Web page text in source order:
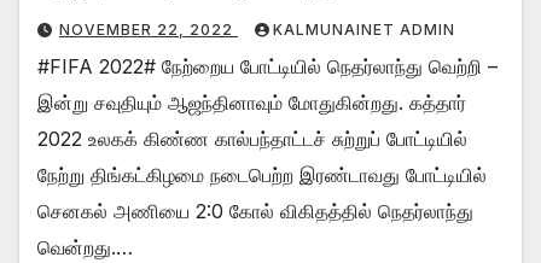
NOVEMBER 22, 2022 KALMUNAINET ADMIN
#FIFA 2022# நேற்றைய போட்டியில் நெதர்லாந்து வெற்றி –
இன்று சவுதியும் ஆஜந்தினாவும் மோதுகின்றது. கத்தார்
2022 உலகக் கிண்ண கால்பந்தாட்டச் சுற்றுப் போட்டியில்
நேற்று திங்கட்கிழமை நடைபெற்ற இரண்டாவது போட்டியில்
செனகல் அணியை 2:0 கோல் விகிதத்தில் நெதர்லாந்து
வென்றது.…